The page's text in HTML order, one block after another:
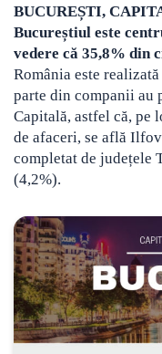
BUCUREȘTI,
Bucureștiul este
vedere că 35,8% din
România este
parte din companii au
Capitală, astfel că, pe
de afaceri, se află
completat de județele
(4,2%).